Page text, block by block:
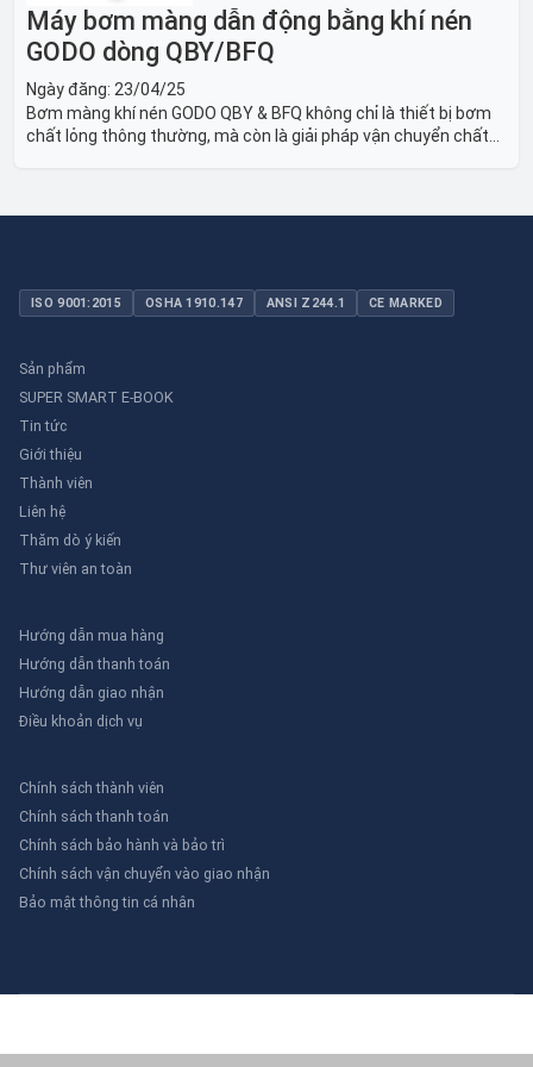
Máy bơm màng dẫn động bằng khí nén
GODO dòng QBY/BFQ
Ngày đăng: 23/04/25
Bơm màng khí nén GODO QBY & BFQ không chỉ là thiết bị bơm
chất lỏng thông thường, mà còn là giải pháp vận chuyển chất
ISO 9001:2015 OSHA 1910.147 ANSI Z244.1 CE MARKED
Sản phẩm
SUPER SMART E-BOOK
Tin tức
Giới thiệu
Thành viên
Liên hệ
Thăm dò ý kiến
Thư viên an toàn
Hướng dẫn mua hàng
Hướng dẫn thanh toán
Hướng dẫn giao nhận
Điều khoản dịch vụ
Chính sách thành viên
Chính sách thanh toán
Chính sách bảo hành và bảo trì
Chính sách vận chuyển vào giao nhận
Bảo mật thông tin cá nhân